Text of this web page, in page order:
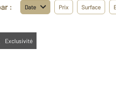
: Date Prix Surface
Exclusivité